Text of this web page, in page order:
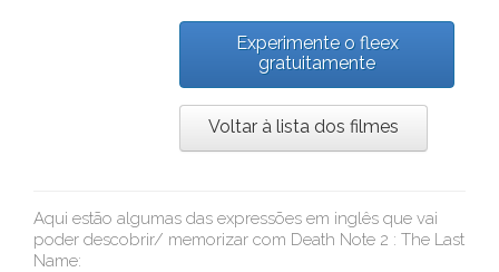
Experimente o fleex
gratuitamente
Voltar à lista dos filmes
Aqui estão algumas das expressões em inglês que vai
poder descobrir/ memorizar com Death Note 2 : The Last
Name: